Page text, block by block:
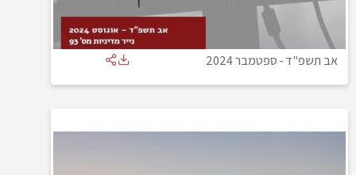
אב תשפ"ד-ספטמבר 2024